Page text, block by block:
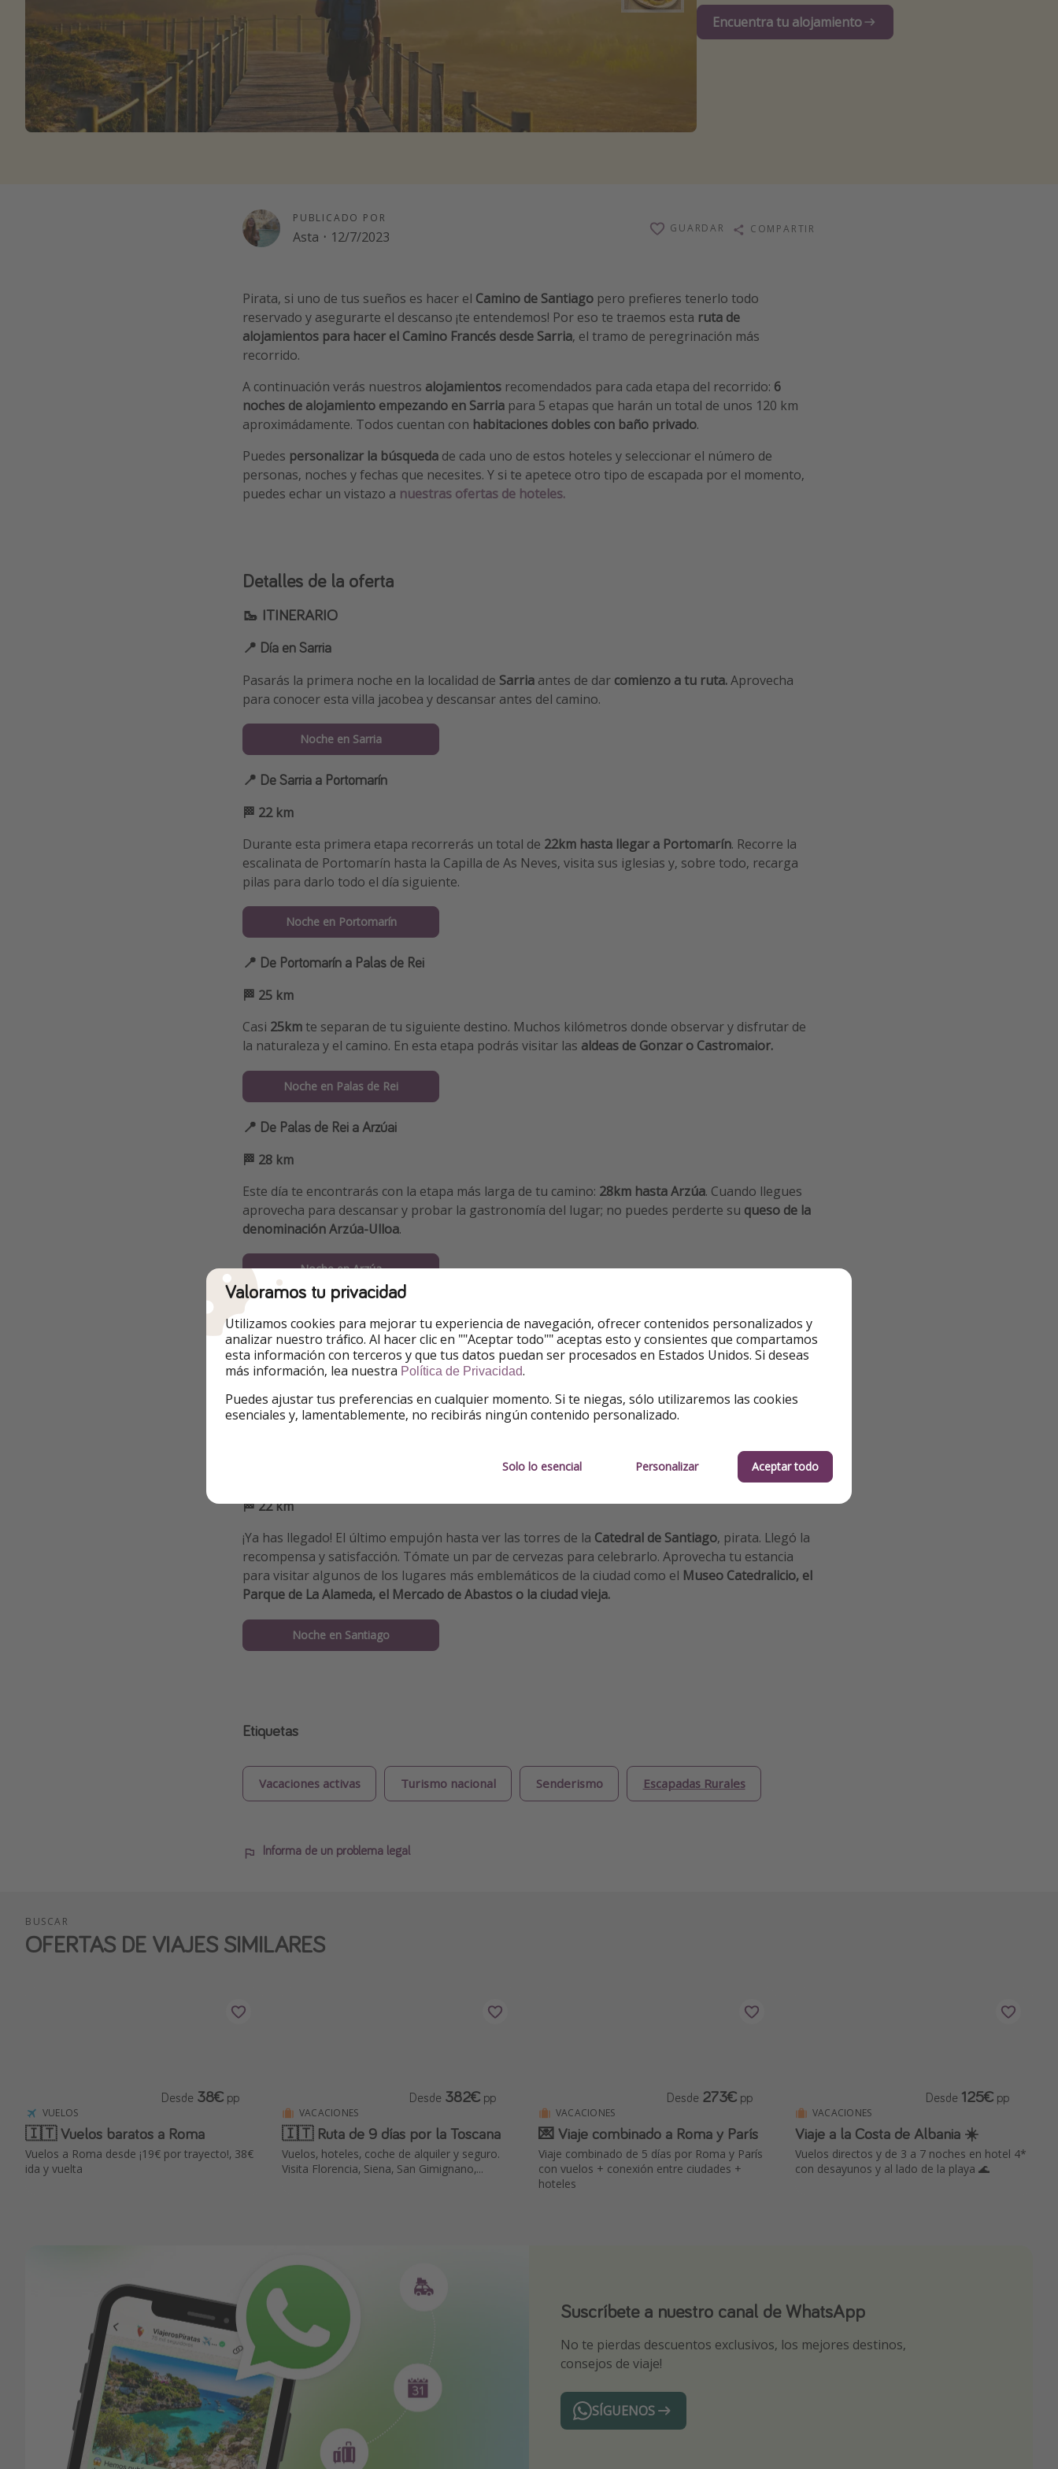
Encuentra tu alojamiento
PUBLICADO POR
Asta · 12/7/2023
GUARDAR COMPARTIR
Pirata, si uno de tus sueños es hacer el Camino de Santiago pero prefieres tenerlo todo
reservado y asegurarte el descanso ¡te entendemos! Por eso te traemos esta ruta de
alojamientos para hacer el Camino Francés desde Sarria, el tramo de peregrinación más
recorrido.
A continuación verás nuestros alojamientos recomendados para cada etapa del recorrido: 6
noches de alojamiento empezando en Sarria para 5 etapas que harán un total de unos 120 km
aproximádamente. Todos cuentan con habitaciones dobles con baño privado.
Puedes personalizar la búsqueda de cada uno de estos hoteles y seleccionar el número de
personas, noches y fechas que necesites. Y si te apetece otro tipo de escapada por el momento,
puedes echar un vistazo a nuestras ofertas de hoteles.
Detalles de la oferta
🥾 ITINERARIO
📍 Día en Sarria
Pasarás la primera noche en la localidad de Sarria antes de dar comienzo a tu ruta.Aprovecha
para conocer esta villa jacobea y descansar antes del camino.
Noche en Sarria
📍 De Sarria a Portomarín
🏁 22 km
Durante esta primera etapa recorrerás un total de 22km hasta llegar a Portomarín. Recorre la
escalinata de Portomarín hasta la Capilla de As Neves, visita sus iglesias y, sobre todo, recarga
pilas para darlo todo el día siguiente.
Noche en Portomarín
📍 De Portomarín a Palas de Rei
🏁 25 km
Casi 25km te separan de tu siguiente destino. Muchos kilómetros donde observar y disfrutar de
la naturaleza y el camino. En esta etapa podrás visitar las aldeas de Gonzar o Castromaior.
Noche en Palas de Rei
📍 De Palas de Rei a Arzúai
🏁 28 km
Este día te encontrarás con la etapa más larga de tu camino: 28km hasta Arzúa. Cuando llegues
aprovecha para descansar y probar la gastronomía del lugar; no puedes perderte su queso de la
denominación Arzúa-Ulloa.
Noche en Arzúa
📍 De Arzúa a O Pino
🏁 18 km
Esta etapa es bastante sencilla y transcurre por bosques y riachuelos que harán tu camino
mucho más ameno.
🏁 22 km
¡Ya has llegado! El último empujón hasta ver las torres de la Catedral de Santiago, pirata. Llegó la
recompensa y satisfacción. Tómate un par de cervezas para celebrarlo. Aprovecha tu estancia
para visitar algunos de los lugares más emblemáticos de la ciudad como el Museo Catedralicio, el
Parque de La Alameda, el Mercado de Abastos o la ciudad vieja.
Noche en Santiago
Etiquetas
Vacaciones activas Turismo nacional Senderismo Escapadas Rurales
Informa de un problema legal
BUSCAR
OFERTAS DE VIAJES SIMILARES
VUELOS
🇮🇹 Vuelos baratos a Roma
Vuelos a Roma desde ¡19€ por trayecto!, 38€
ida y vuelta
Desde 38€ pp
VACACIONES
🇮🇹 Ruta de 9 días por la Toscana
Vuelos, hoteles, coche de alquiler y seguro.
Visita Florencia, Siena, San Gimignano,...
Desde 382€ pp
VACACIONES
💌 Viaje combinado a Roma y París
Viaje combinado de 5 días por Roma y París
con vuelos + conexión entre ciudades +
hoteles
Desde 273€ pp
VACACIONES
Viaje a la Costa de Albania ☀️
Vuelos directos y de 3 a 7 noches en hotel 4*
con desayunos y al lado de la playa 🌊
Desde 125€ pp
Suscríbete a nuestro canal de WhatsApp
No te pierdas descuentos exclusivos, los mejores destinos,
consejos de viaje!
SÍGUENOS
Descarga nuestra app
Sé el primero en reservar nuestros chollazos
¡Suscríbete a nuestro canal de Telegram!
¡Recibe las mejores ofertas seleccionadas para ti por nuestros
expertos en viajes
Telegram
Valoramos tu privacidad
Utilizamos cookies para mejorar tu experiencia de navegación, ofrecer contenidos personalizados y
analizar nuestro tráfico. Al hacer clic en ""Aceptar todo"" aceptas esto y consientes que compartamos
esta información con terceros y que tus datos puedan ser procesados en Estados Unidos. Si deseas
más información, lea nuestra Política de Privacidad.
Puedes ajustar tus preferencias en cualquier momento. Si te niegas, sólo utilizaremos las cookies
esenciales y, lamentablemente, no recibirás ningún contenido personalizado.
Solo lo esencial Personalizar Aceptar todo